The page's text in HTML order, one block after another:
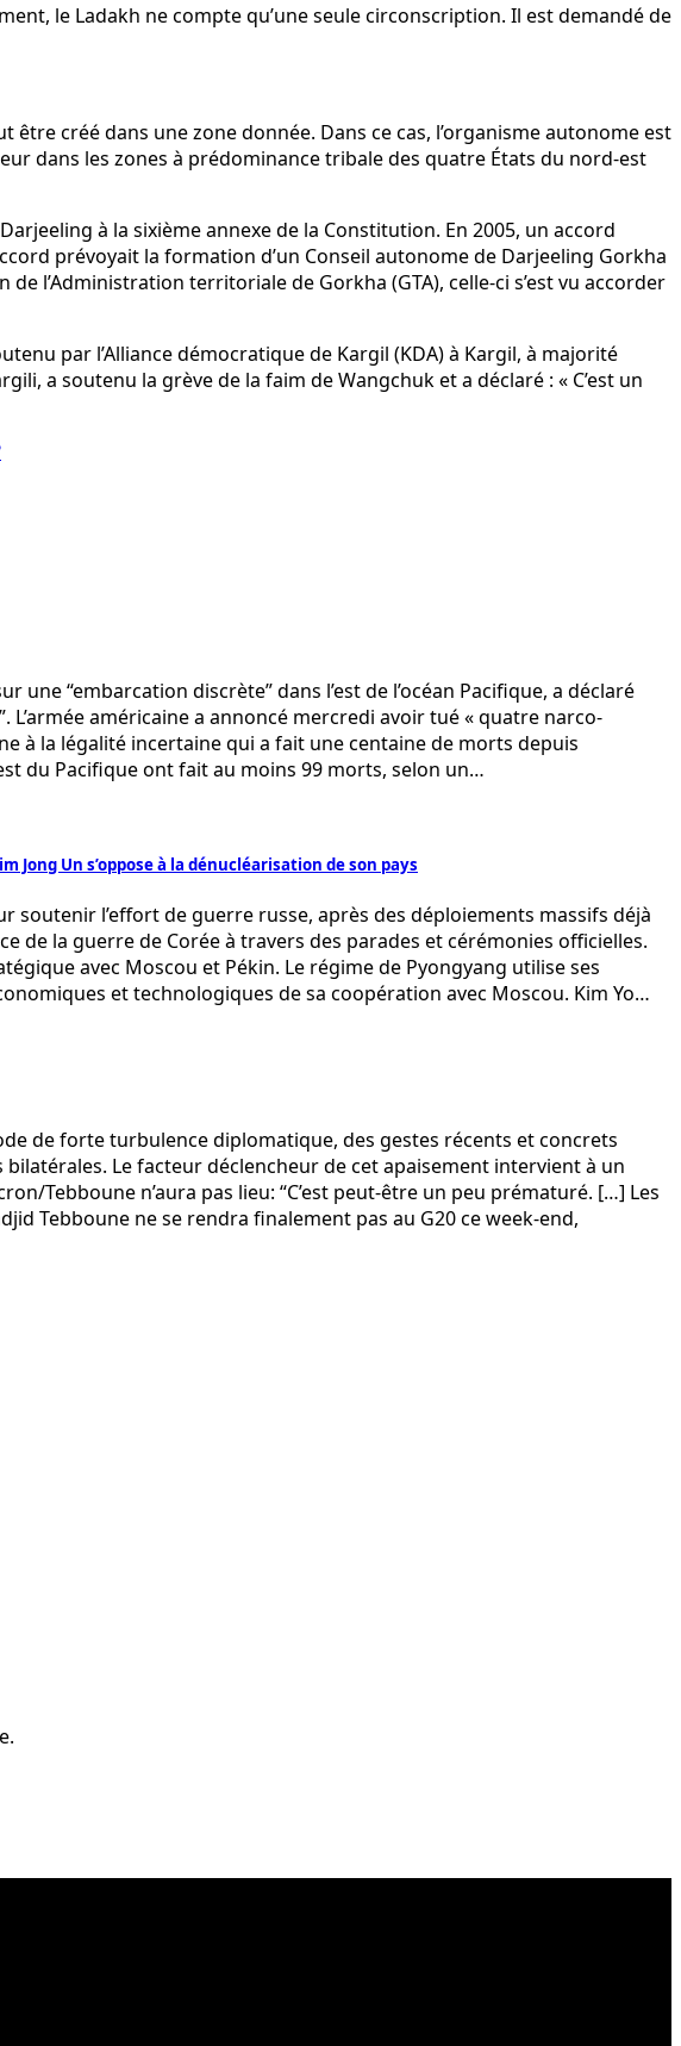
le Ladakh ne compte qu’une seule circonscription. Il est demandé de
créé dans une zone donnée. Dans ce cas, l’organisme autonome est
dans les zones à prédominance tribale des quatre États du nord-est
à la sixième annexe de la Constitution. En 2005, un accord
prévoyait la formation d’un Conseil autonome de Darjeeling Gorkha
l’Administration territoriale de Gorkha (GTA), celle-ci s’est vu accorder
par l’Alliance démocratique de Kargil (KDA) à Kargil, à majorité
a soutenu la grève de la faim de Wangchuk et a déclaré : « C’est un
“embarcation discrète” dans l’est de l’océan Pacifique, a déclaré
américaine a annoncé mercredi avoir tué « quatre narco-
à la légalité incertaine qui a fait une centaine de morts depuis
du Pacifique ont fait au moins 99 morts, selon un…
Un s’oppose à la dénucléarisation de son pays
soutenir l’effort de guerre russe, après des déploiements massifs déjà
de la guerre de Corée à travers des parades et cérémonies officielles.
avec Moscou et Pékin. Le régime de Pyongyang utilise ses
et technologiques de sa coopération avec Moscou. Kim Yo…
de forte turbulence diplomatique, des gestes récents et concrets
Le facteur déclencheur de cet apaisement intervient à un
Tebboune n’aura pas lieu: “C’est peut-être un peu prématuré. […] Les
Tebboune ne se rendra finalement pas au G20 ce week-end,